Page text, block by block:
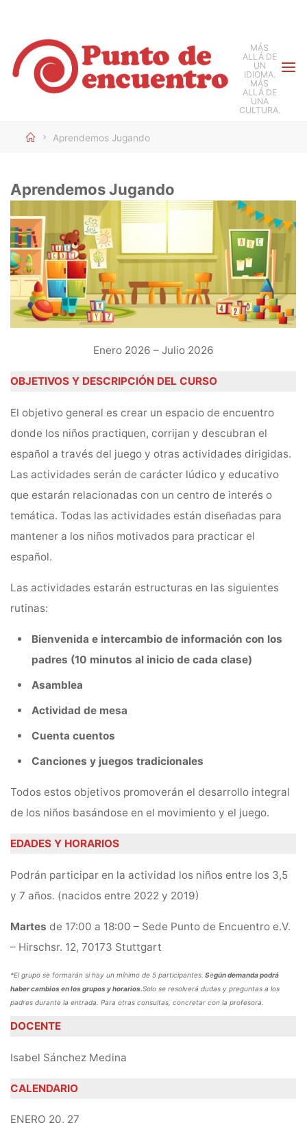
contenido
MÁS
ALLÁ DE
UN
IDIOMA.
MÁS
ALLÁ DE
UNA
CULTURA.
InicioAprendemos Jugando
Aprendemos Jugando
Enero 2026 – Julio 2026
OBJETIVOS Y DESCRIPCIÓN DEL CURSO
El objetivo general es crear un espacio de encuentro
donde los niños practiquen, corrijan y descubran el
español a través del juego y otras actividades dirigidas.
Las actividades serán de carácter lúdico y educativo
que estarán relacionadas con un centro de interés o
temática. Todas las actividades están diseñadas para
mantener a los niños motivados para practicar el
español.
Las actividades estarán estructuras en las siguientes
rutinas:
Bienvenida e intercambio de información con los
padres (10 minutos al inicio de cada clase)
Asamblea
Actividad de mesa
Cuenta cuentos
Canciones y juegos tradicionales
Todos estos objetivos promoverán el desarrollo integral
de los niños basándose en el movimiento y el juego.
EDADES Y HORARIOS
Podrán participar en la actividad los niños entre los 3,5
y 7 años. (nacidos entre 2022 y 2019)
Martes de 17:00 a 18:00 – Sede Punto de Encuentro e.V.
– Hirschsr. 12, 70173 Stuttgart
*El grupo se formarán si hay un mínimo de 5 participantes. Según demanda podrá
haber cambios en los grupos y horarios.Solo se resolverá dudas y preguntas a los
padres durante la entrada. Para otras consultas, concretar con la profesora.
DOCENTE
Isabel Sánchez Medina
CALENDARIO
ENERO 20, 27